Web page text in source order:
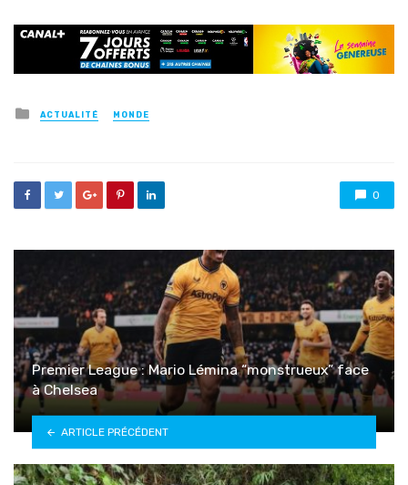
Posted
in
ACTUALITÉ MONDE
0
Premier League : Mario Lémina “monstrueux” face
à Chelsea
ARTICLE PRÉCÉDENT